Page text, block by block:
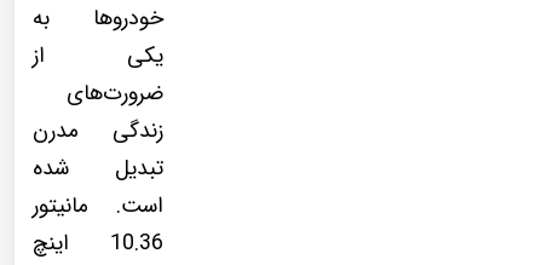
خودروها به
یکی از
ضرورت‌های
زندگی مدرن
تبدیل شده
است. مانیتور
10.36 اینچ